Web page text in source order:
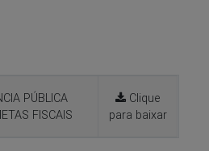
PÚBLICA
FISCAIS
Clique
para baixar